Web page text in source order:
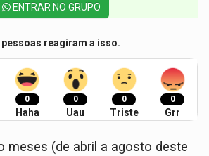
ENTRAR NO GRUPO
pessoas reagiram a isso.
0
Haha
0
Uau
0
Triste
0
Grr
meses (de abril a agosto deste